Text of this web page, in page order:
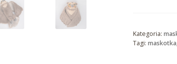
Kategoria:
Tagi: maskotka